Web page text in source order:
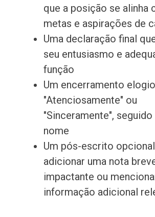
que a posição se alinha
metas e aspirações de
Uma declaração final
seu entusiasmo e
função
Um encerramento
"Atenciosamente" ou
"Sinceramente", seguido
nome
Um pós-escrito opcional
adicionar uma nota
impactante ou
informação adicional